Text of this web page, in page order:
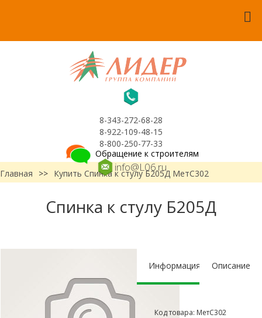
8-343-272-68-28
8-922-109-48-15
8-800-250-77-33
info@L06.ru
Обращение к строителям
Главная
>> Купить Спинка к стулу Б205Д МетС302
Спинка к стулу Б205Д
Информация Описание
Код товара: МетС302